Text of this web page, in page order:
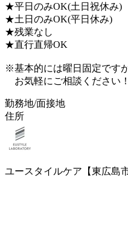
★平日のみOK(土日祝休み)
★土日のみOK(平日休み)
★残業なし
★直行直帰OK
※基本的には曜日固定ですが
お気軽にご相談ください！
勤務地/面接地
住所
ユースタイルケア【東広島